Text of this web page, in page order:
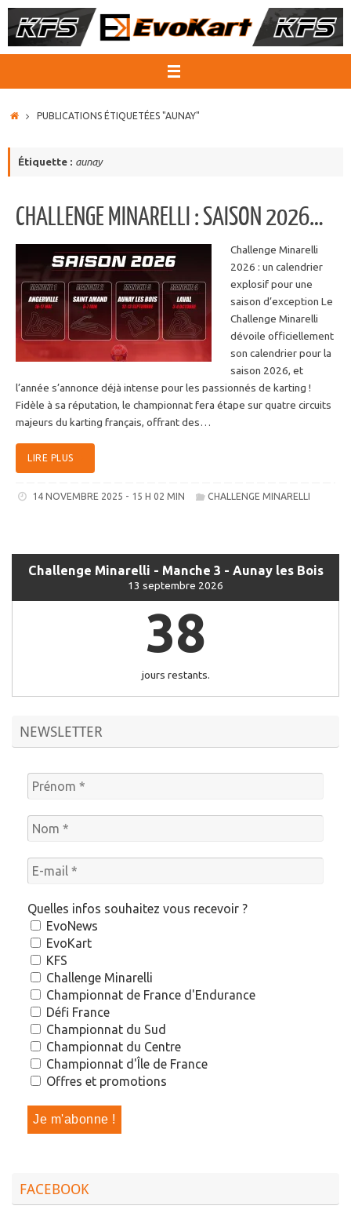
Passer
au
ACCUEIL
PUBLICATIONS ÉTIQUETÉES "AUNAY"
Étiquette : aunay
CHALLENGE MINARELLI : SAISON 2026…
Challenge Minarelli
2026 : un calendrier
explosif pour une
saison d’exception Le
Challenge Minarelli
dévoile officiellement
son calendrier pour la
saison 2026, et
l’année s’annonce déjà intense pour les passionnés de karting !
Fidèle à sa réputation, le championnat fera étape sur quatre circuits
majeurs du karting français, offrant des…
LIRE PLUS
14 NOVEMBRE 2025 - 15 H 02 MIN CHALLENGE MINARELLI
Challenge Minarelli - Manche 3 - Aunay les Bois
13 septembre 2026
38
jours restants.
NEWSLETTER
Quelles infos souhaitez vous recevoir ?
EvoNews
EvoKart
KFS
Challenge Minarelli
Championnat de France d'Endurance
Défi France
Championnat du Sud
Championnat du Centre
Championnat d'Île de France
Offres et promotions
FACEBOOK